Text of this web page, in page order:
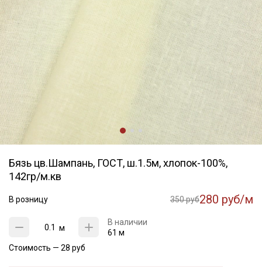
Бязь цв.Шампань, ГОСТ, ш.1.5м, хлопок-100%,
142гр/м.кв
В розницу 350 руб280 руб/м
м
В наличии
61 м
Стоимость — 28 руб